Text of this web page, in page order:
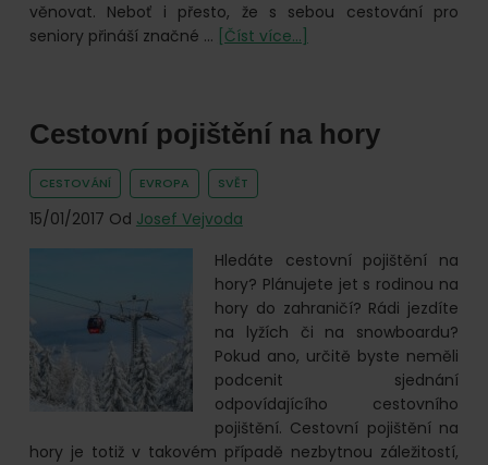
věnovat. Neboť i přesto, že s sebou cestování pro
seniory přináší značné … [Číst více...]
seniory
Cestovní pojištění na hory
CESTOVÁNÍ EVROPA SVĚT
15/01/2017 Od Josef Vejvoda
Hledáte cestovní pojištění na
hory? Plánujete jet s rodinou na
hory do zahraničí? Rádi jezdíte
na lyžích či na snowboardu?
Pokud ano, určitě byste neměli
podcenit sjednání
odpovídajícího cestovního
pojištění. Cestovní pojištění na
hory je totiž v takovém případě nezbytnou záležitostí,